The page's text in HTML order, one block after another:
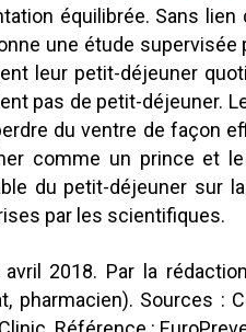
équilibrée. Sans
une étude supervisée
leur petit-déjeuner
pas de petit-déjeuner.
du ventre de façon
comme un prince et
du petit-déjeuner sur
par les scientifiques.
2018. Par la
pharmacien). Sources :